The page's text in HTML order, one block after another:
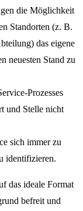
die Möglichkeit
Standorten (z. B.
das eigene
neuesten Stand zu
Prozesses
und Stelle nicht
sich immer zu
identifizieren.
das ideale Format
befreit und